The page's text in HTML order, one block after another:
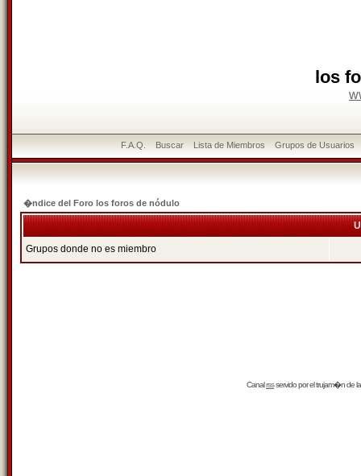
los
F.A.Q. Buscar Lista de Miembros Grupos de Usuarios
�ndice del Foro los foros de nódulo
Grupos donde no es miembro
Canalrssservido por eltrujam�nde